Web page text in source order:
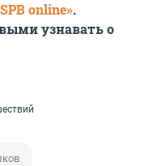
online».
узнавать о